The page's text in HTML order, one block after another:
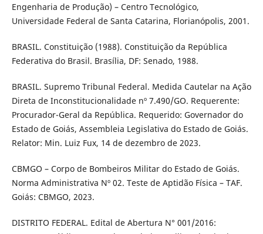
Engenharia de Produção) – Centro Tecnológico,
Universidade Federal de Santa Catarina, Florianópolis, 2001.
BRASIL. Constituição (1988). Constituição da República
Federativa do Brasil. Brasília, DF: Senado, 1988.
BRASIL. Supremo Tribunal Federal. Medida Cautelar na Ação
Direta de Inconstitucionalidade nº 7.490/GO. Requerente:
Procurador-Geral da República. Requerido: Governador do
Estado de Goiás, Assembleia Legislativa do Estado de Goiás.
Relator: Min. Luiz Fux, 14 de dezembro de 2023.
CBMGO – Corpo de Bombeiros Militar do Estado de Goiás.
Norma Administrativa Nº 02. Teste de Aptidão Física – TAF.
Goiás: CBMGO, 2023.
DISTRITO FEDERAL. Edital de Abertura N° 001/2016: